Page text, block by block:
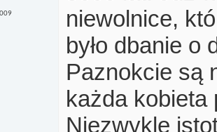
niewolnice,
było dbanie o
Paznokcie są
każda kobieta
Niezwykle